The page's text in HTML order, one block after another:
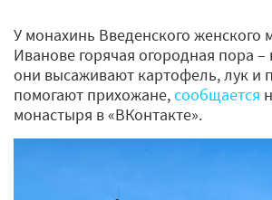
У монахинь Введенского женского
Иванове горячая огородная пора
они высаживают картофель, лук и
помогают прихожане,сообщается
монастыря в «ВКонтакте».